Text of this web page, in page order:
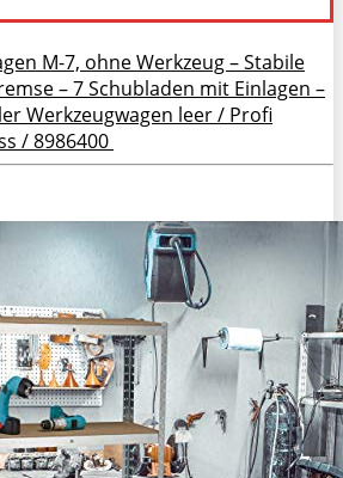
M-7, ohne Werkzeug – Stabile
– 7 Schubladen mit Einlagen –
Werkzeugwagen leer / Profi
/ 8986400